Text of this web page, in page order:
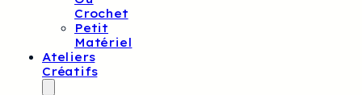
Crochet
Petit
Matériel
Ateliers
Créatifs